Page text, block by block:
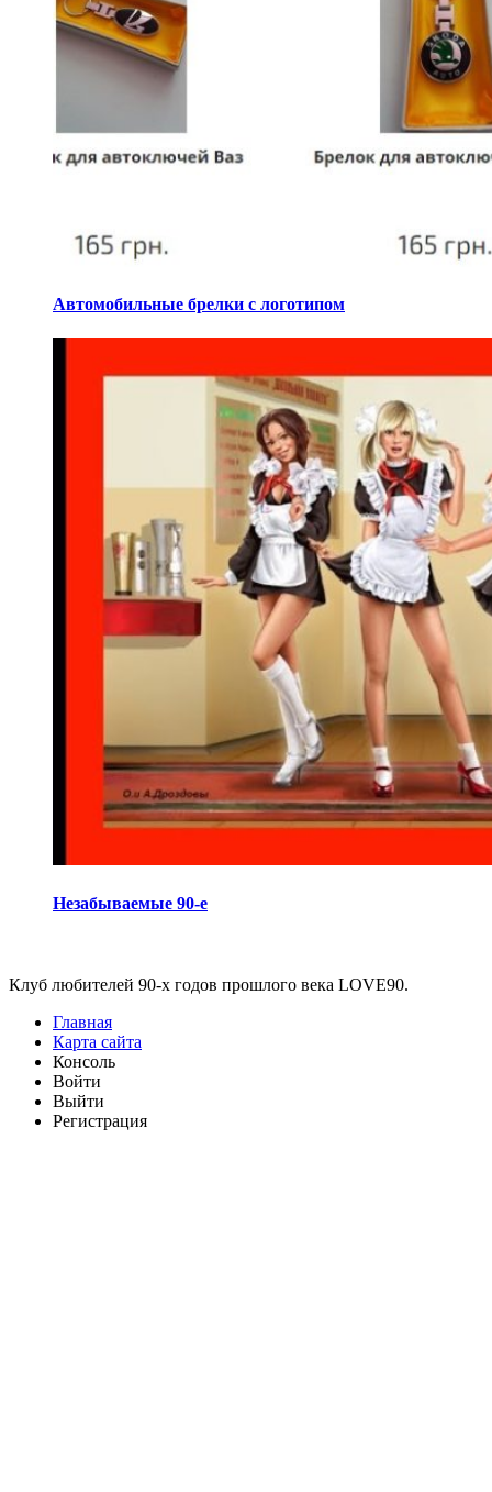
Автомобильные брелки с логотипом
Незабываемые 90-е
Клуб любителей 90-х годов прошлого века LOVE90.
Главная
Карта сайта
Консоль
Войти
Выйти
Регистрация